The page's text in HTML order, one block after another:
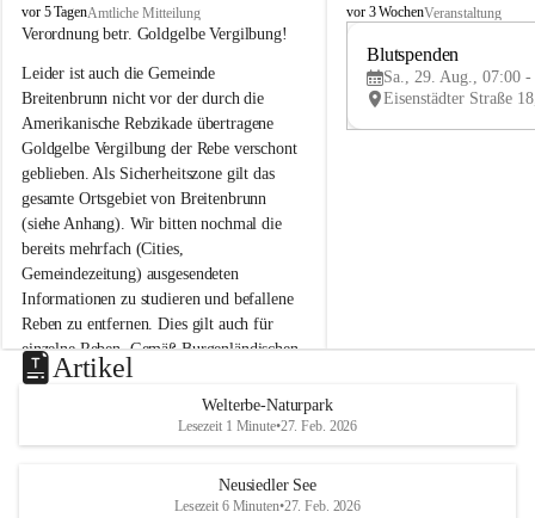
B
r
i
t
e
n
b
r
u
n
n
a
m
N
e
u
s
d
vor 5 TagenAmtliche Mitteilung
Verordnung betr. Goldgelbe Vergilbung!
Leider ist auch die Gemeinde
Breitenbrunn nicht vor der durch die
Amerikanische Rebzikade übertragene
Goldgelbe Vergilbung der Rebe verschont
geblieben. Als Sicherheitszone gilt das
gesamte Ortsgebiet von Breitenbrunn
(siehe Anhang). Wir bitten nochmal die
bereits mehrfach (Cities,
Gemeindezeitung) ausgesendeten
Informationen zu studieren und befallene
Reben zu entfernen. Dies gilt auch für
einzelne Reben. Gemäß Burgenländischen
Weinbaugesetz sind nicht gepflegte oder
unzulässige Weingärten zu roden! Bitte
helfen wir zusammen um unsere Winzer
vor den prognostizierten Ernteausfällen
und den daraus folgenden wirtschaftlichen
B
e
u
e
d
r
vor 3 WochenVeranstaltung
Blutspenden
Sa., 29. Aug., 07:00 -
Artikel
Welterbe-Naturpark
Lesezeit 1 Minute•27. Feb. 2026
Neusiedler See
Lesezeit 6 Minuten•27. Feb. 2026